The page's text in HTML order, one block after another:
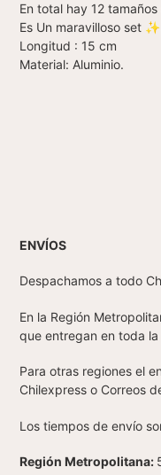
En total hay 12
Es Un maravilloso set
Longitud : 15 cm
Material: Aluminio.
ENVÍOS
Despachamos a todo
En la Región
que entregan en toda la
Para otras regiones el
Chilexpress o Correos
Los tiempos de envío
Región Metropolitana: